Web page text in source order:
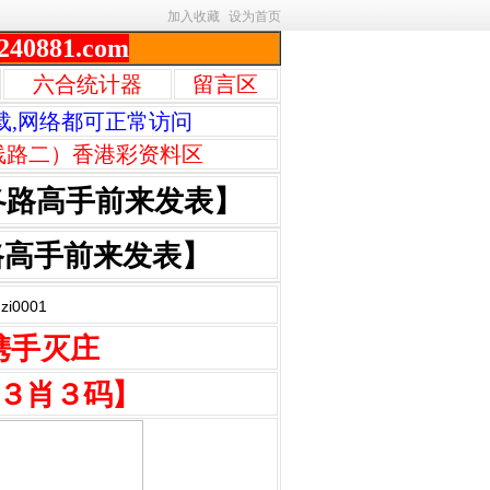
加入收藏 设为首页
六合统计器
留言区
,网络都可正常访问
二）香港彩资料区
高手前来发表】
手前来发表】
手灭庄
３码】